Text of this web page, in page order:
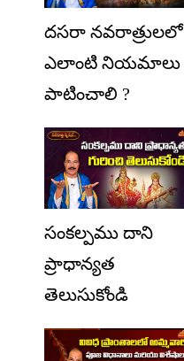
దసరా నవరాత్రులలో
ఎలాంటి నియమాలు
పాటించాలి ?
సంకల్పము దాని
ప్రాధాన్యత
తెలుసుకోండి